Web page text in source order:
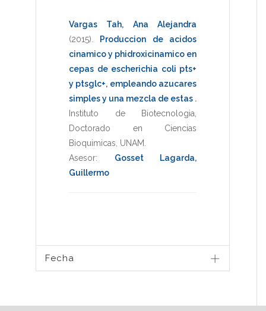
Vargas Tah, Ana Alejandra
(2015)
Produccion de acidos
cinamico y phidroxicinamico en
cepas de escherichia coli pts+
y ptsglc+, empleando azucares
simples y una mezcla de estas .
Instituto de Biotecnologia
Doctorado en Ciencias
Bioquimicas UNAM
Asesor: Gosset Lagarda,
Guillermo
Fecha